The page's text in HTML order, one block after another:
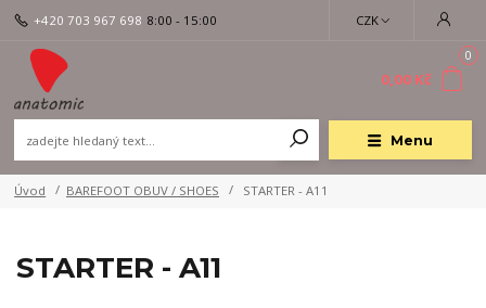
Menu
CZK
+420 703 967 698 8:00 - 15:00
0
0,00 Kč
Úvod BAREFOOT OBUV / SHOES STARTER - A11
STARTER - A11